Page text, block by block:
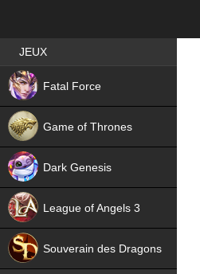
Best RPG games in France
JEUX
Fatal Force
Game of Thrones
Dark Genesis
League of Angels 3
Souverain des Dragons